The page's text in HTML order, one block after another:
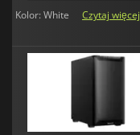
Kolor: White Czytaj więcej